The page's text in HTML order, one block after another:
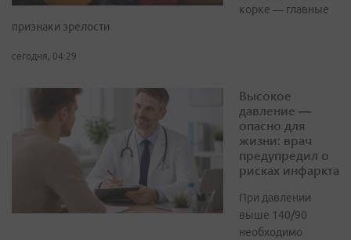
корке — главные
признаки зрелости
сегодня, 04:29
Высокое
давление —
опасно для
жизни: врач
предупредил о
рисках инфаркта
При давлении
выше 140/90
необходимо